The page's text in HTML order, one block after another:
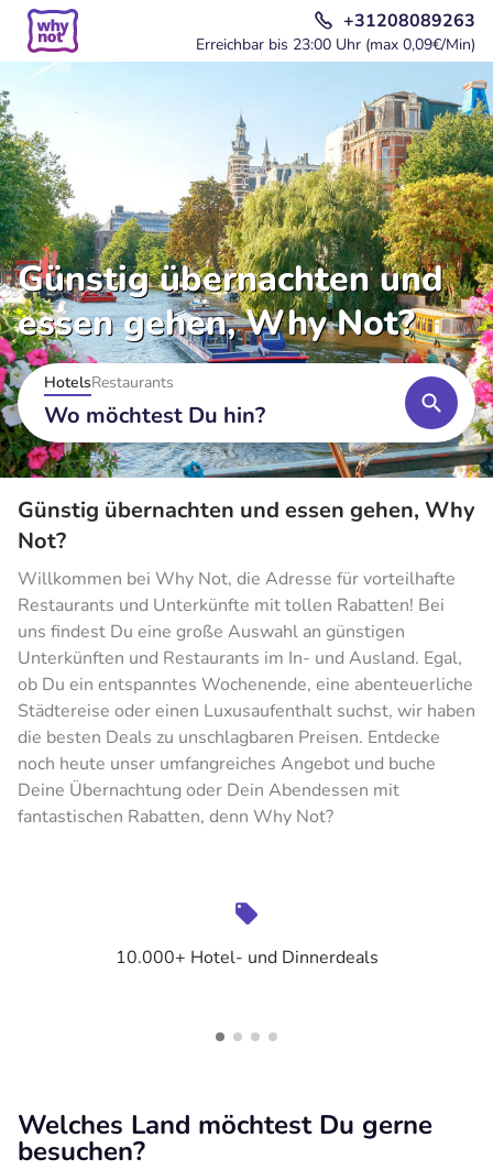
+31208089263
Erreichbar bis 23:00 Uhr (max 0,09€/Min)
Günstig übernachten und
essen gehen, Why Not?
HotelsRestaurants
Wo möchtest Du hin?
Günstig übernachten und essen gehen, Why
Not?
Willkommen bei Why Not, die Adresse für vorteilhafte
Restaurants und Unterkünfte mit tollen Rabatten! Bei
uns findest Du eine große Auswahl an günstigen
Unterkünften und Restaurants im In- und Ausland. Egal,
ob Du ein entspanntes Wochenende, eine abenteuerliche
Städtereise oder einen Luxusaufenthalt suchst, wir haben
die besten Deals zu unschlagbaren Preisen. Entdecke
noch heute unser umfangreiches Angebot und buche
Deine Übernachtung oder Dein Abendessen mit
fantastischen Rabatten, denn Why Not?
10.000+ Hotel- und Dinnerdeals
Welches Land möchtest Du gerne
besuchen?